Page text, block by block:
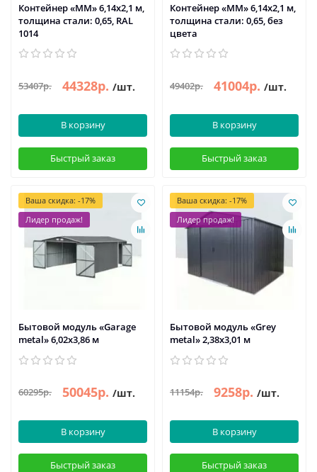
Контейнер «ММ» 6,14х2,1 м,
толщина стали: 0,65, RAL
1014
53407р. 44328р. /шт.
В корзину
Быстрый заказ
Контейнер «ММ» 6,14х2,1 м,
толщина стали: 0,65, без
цвета
49402р. 41004р. /шт.
В корзину
Быстрый заказ
Ваша скидка: -17%
Лидер продаж!
Бытовой модуль «Garage
metal» 6,02х3,86 м
60295р. 50045р. /шт.
В корзину
Быстрый заказ
Ваша скидка: -17%
Лидер продаж!
Бытовой модуль «Grey
metal» 2,38х3,01 м
11154р. 9258р. /шт.
В корзину
Быстрый заказ